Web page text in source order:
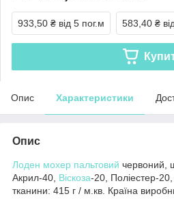
933,50 ₴ від 5 пог.м 583,40 ₴
Опис Характеристики
Опис
Лоден мохер пальтовий червоний,
Акрил-40, Віскоза-20, Поліестер-
тканини: 415 г / м.кв. Країна